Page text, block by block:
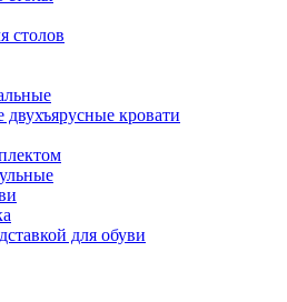
столов
двухъярусные кровати
для обуви